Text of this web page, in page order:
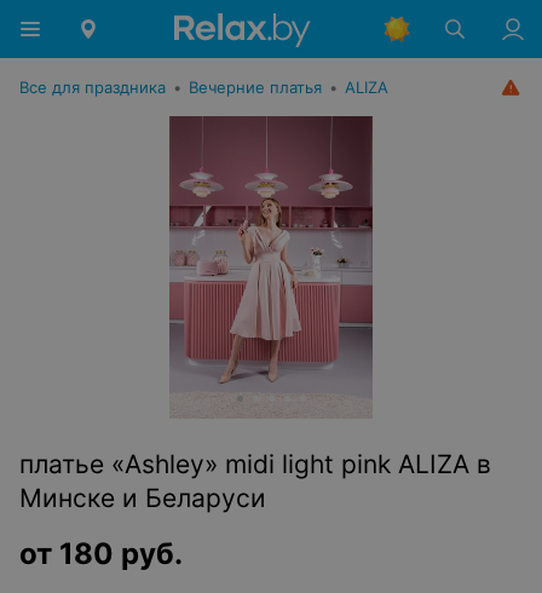
Все для праздника • Вечерние платья • ALIZA
платье «Ashley» midi light pink ALIZA в
Минске и Беларуси
от 180 руб.